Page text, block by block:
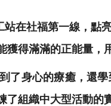
在社福第一線，
得滿滿的正能量，
了身心的療癒，還
組織中大型活動的